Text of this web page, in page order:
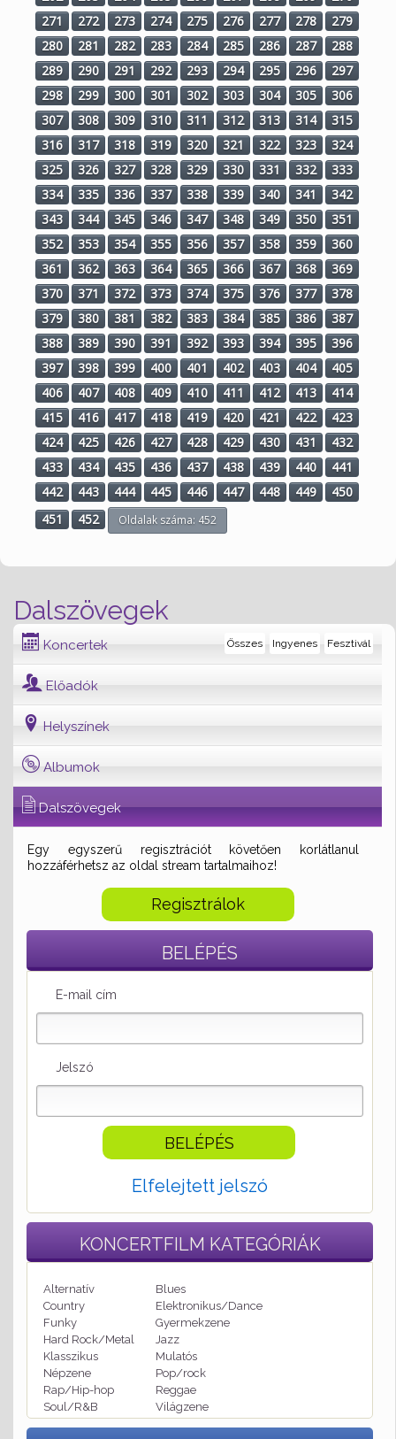
Dalszövegek
Koncertek Fesztivál
Ingyenes
Összes
Előadók
Helyszínek
Albumok
Dalszövegek
Egy egyszerű regisztrációt követően korlátlanul
hozzáférhetsz az oldal stream tartalmaihoz!
Regisztrálok
BELÉPÉS
E-mail cím
Jelszó
Elfelejtett jelszó
KONCERTFILM KATEGÓRIÁK
Alternatív
Blues
Country
Elektronikus/Dance
Funky
Gyermekzene
Hard Rock/Metal
Jazz
Klasszikus
Mulatós
Népzene
Pop/rock
Rap/Hip-hop
Reggae
Soul/R&B
Világzene
271
272 273 274 275 276 277 278
279
280
281 282 283 284 285 286 287
288
289
290 291 292 293 294 295 296
297
298
299 300 301 302 303 304 305
306
307
308 309 310 311 312 313 314
315
316
317 318 319 320 321 322 323
324
325
326 327 328 329 330 331 332
333
334
335 336 337 338 339 340 341
342
343
344 345 346 347 348 349 350
351
352
353 354 355 356 357 358 359
360
361
362 363 364 365 366 367 368
369
370
371 372 373 374 375 376 377
378
379
380 381 382 383 384 385 386
387
388
389 390 391 392 393 394 395
396
397
398 399 400 401 402 403 404
405
406
407 408 409 410 411 412 413
414
415
416 417 418 419 420 421 422
423
424
425 426 427 428 429 430 431
432
433
434 435 436 437 438 439 440
441
442
443 444 445 446 447 448 449
450
451
452 Oldalak száma: 452